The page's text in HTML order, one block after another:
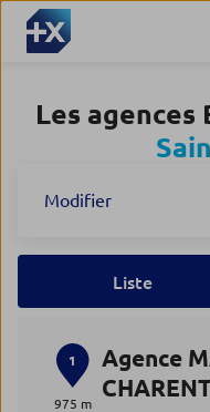
Les agences
Modifier
Liste
1
975 m
Agence